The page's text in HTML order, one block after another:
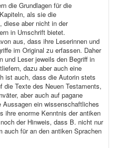
die Grundlagen für die
als sie die
diese aber nicht in der
in Umschrift bietet.
aus, dass ihre Leserinnen und
im Original zu erfassen. Daher
und Leser jeweils den Begriff in
dazu aber auch eine
ist auch, dass die Autorin stets
Texte des Neuen Testaments,
aber auch auf pagane
ein wissenschaftliches
ihre enorme Kenntnis der antiken
der Hinweis, dass B. nicht nur
auch für an den antiken Sprachen